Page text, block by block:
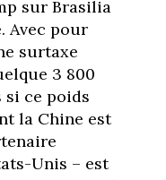
sur Brasilia
Avec pour
surtaxe
3 800
ce poids
la Chine est
Unis – est